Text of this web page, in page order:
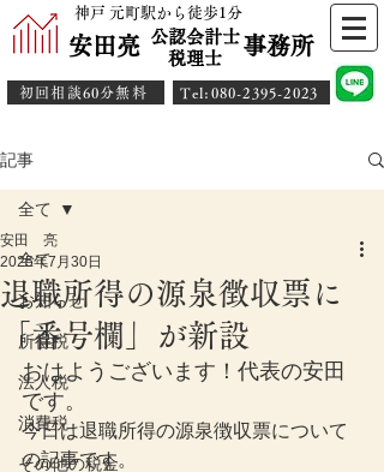
神戸 元町駅から徒歩1分
安田亮 事務所
公認会計士
​税理士
初回相談60分無料 ​Tel:080-2395-2023
記事
全て
お知らせ
所得税
法人税
消費税
その他の税金
全て
退職所得の源泉徴収票に
「番号欄」が新設
安田 亮
2025年7月30日
おはようございます！代表の安田
です。
今日は退職所得の源泉徴収票について
の記事です。